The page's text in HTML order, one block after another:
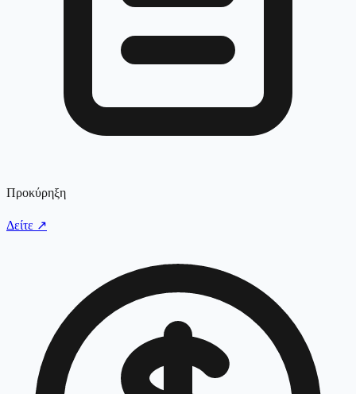
Προκύρηξη
Δείτε ↗